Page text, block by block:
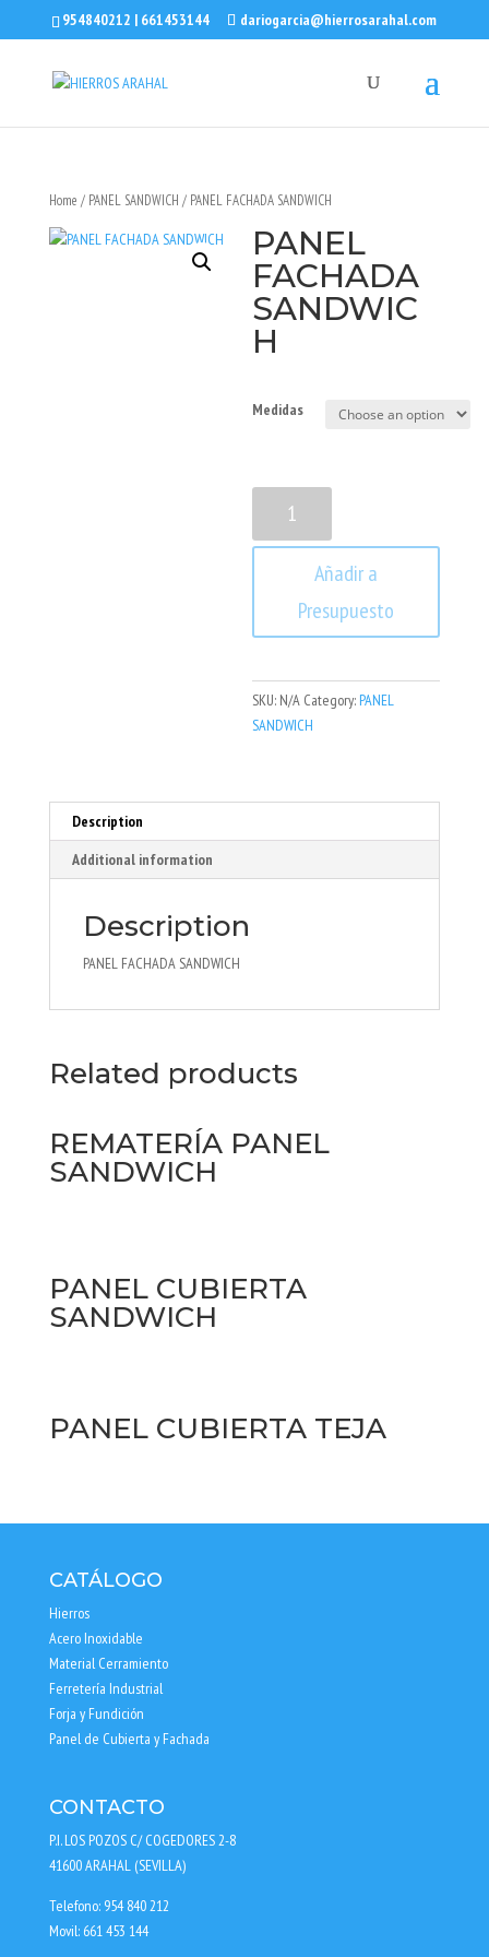
954840212 | 661453144 dariogarcia@hierrosarahal.com
Home / PANEL SANDWICH / PANEL FACHADA SANDWICH
PANEL
FACHADA
SANDWIC
H
Medidas
FACHADA
SANDWICH
Añadir a
Presupuesto
SKU: N/A Category: PANEL
SANDWICH
Description
Additional information
Description
PANEL FACHADA SANDWICH
Related products
REMATERÍA PANEL
SANDWICH
PANEL CUBIERTA
SANDWICH
PANEL CUBIERTA TEJA
CATÁLOGO
Hierros
Acero Inoxidable
Material Cerramiento
Ferretería Industrial
Forja y Fundición
Panel de Cubierta y Fachada
CONTACTO
P.I. LOS POZOS C/ COGEDORES 2-8
41600 ARAHAL (SEVILLA)
Telefono: 954 840 212
Movil: 661 453 144